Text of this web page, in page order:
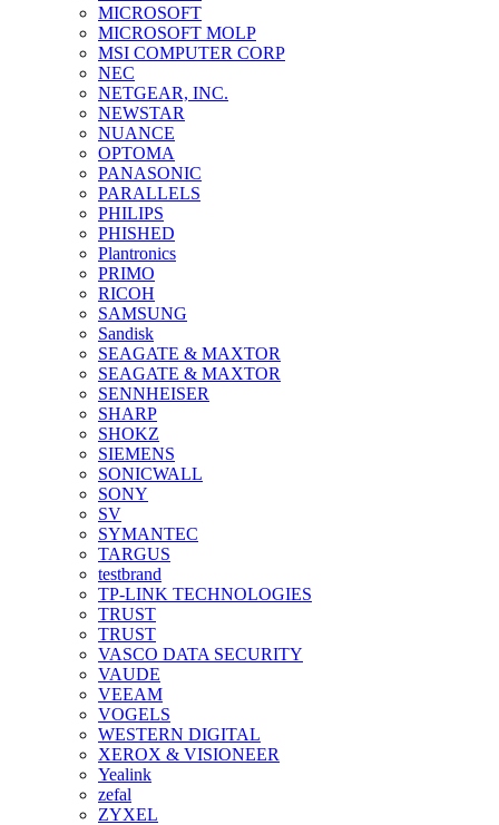
MICROSOFT
MICROSOFT MOLP
MSI COMPUTER CORP
NEC
NETGEAR, INC.
NEWSTAR
NUANCE
OPTOMA
PANASONIC
PARALLELS
PHILIPS
PHISHED
Plantronics
PRIMO
RICOH
SAMSUNG
Sandisk
SEAGATE & MAXTOR
SEAGATE & MAXTOR
SENNHEISER
SHARP
SHOKZ
SIEMENS
SONICWALL
SONY
SV
SYMANTEC
TARGUS
testbrand
TP-LINK TECHNOLOGIES
TRUST
TRUST
VASCO DATA SECURITY
VAUDE
VEEAM
VOGELS
WESTERN DIGITAL
XEROX & VISIONEER
Yealink
zefal
ZYXEL